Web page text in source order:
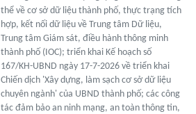
thể về cơ sở dữ liệu thành phố, thực trạng tích
hợp, kết nối dữ liệu về Trung tâm Dữ liệu,
Trung tâm Giám sát, điều hành thông minh
thành phố (IOC); triển khai Kế hoạch số
167/KH-UBND ngày 17-7-2026 về triển khai
Chiến dịch 'Xây dựng, làm sạch cơ sở dữ liệu
chuyên ngành' của UBND thành phố; các công
tác đảm bảo an ninh mạng, an toàn thông tin,